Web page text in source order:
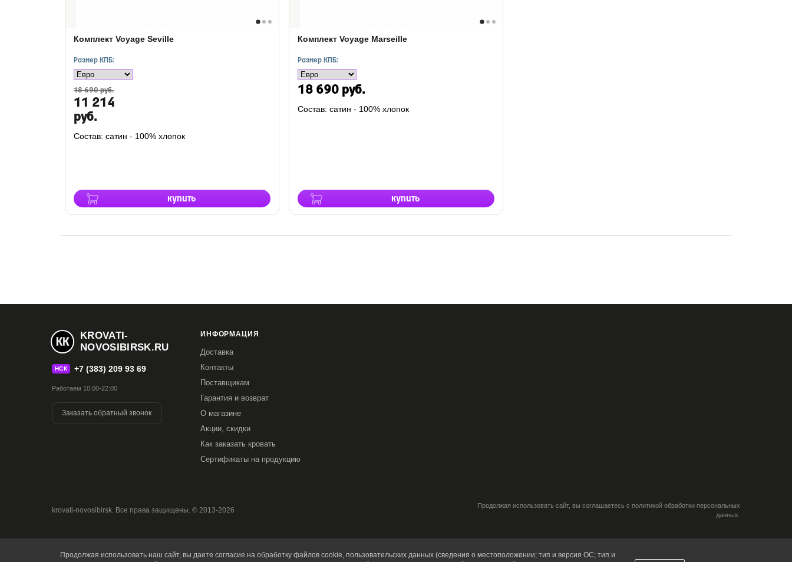
Комплект Voyage Seville
Размер КПБ:
18 690 руб.
11 214
руб.
купить
Состав: сатин - 100% хлопок
Комплект Voyage Marseille
Размер КПБ:
18 690 руб.
купить
Состав: сатин - 100% хлопок
KROVATI-
NOVOSIBIRSK.RU
НСК +7 (383) 209 93 69
Работаем 10:00-22:00
Заказать обратный звонок
ИНФОРМАЦИЯ
Доставка
Контакты
Поставщикам
Гарантия и возврат
О магазине
Акции, скидки
Как заказать кровать
Сертификаты на продукцию
krovati-novosibirsk. Все права защищены. © 2013-2026
Продолжая использовать сайт, вы соглашаетесь с политикой обработки персональных
данных.
Продолжая использовать наш сайт, вы даете согласие на обработку файлов cookie, пользовательских данных (сведения о местоположении; тип и версия ОС; тип и